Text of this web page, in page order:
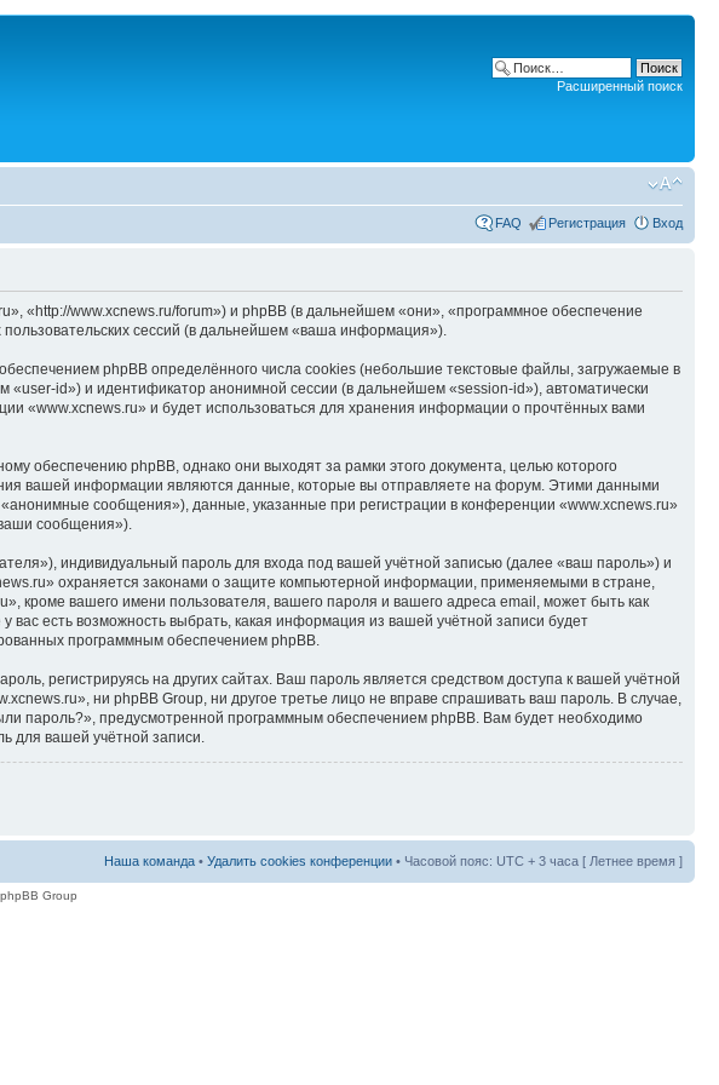
Расширенный поиск
FAQ Регистрация Вход
«http://www.xcnews.ru/forum») и phpBB (в дальнейшем «они», «программное обеспечение
сессий (в дальнейшем «ваша информация»).
phpBB определённого числа cookies (небольшие текстовые файлы, загружаемые в
id») и идентификатор анонимной сессии (в дальнейшем «session-id»), автоматически
«www.xcnews.ru» и будет использоваться для хранения информации о прочтённых вами
обеспечению phpBB, однако они выходят за рамки этого документа, целью которого
вашей информации являются данные, которые вы отправляете на форум. Этими данными
сообщения»), данные, указанные при регистрации в конференции «www.xcnews.ru»
сообщения»).
индивидуальный пароль для входа под вашей учётной записью (далее «ваш пароль») и
охраняется законами о защите компьютерной информации, применяемыми в стране,
кроме вашего имени пользователя, вашего пароля и вашего адреса email, может быть как
есть возможность выбрать, какая информация из вашей учётной записи будет
программным обеспечением phpBB.
регистрируясь на других сайтах. Ваш пароль является средством доступа к вашей учётной
ни phpBB Group, ни другое третье лицо не вправе спрашивать ваш пароль. В случае,
пароль?», предусмотренной программным обеспечением phpBB. Вам будет необходимо
для вашей учётной записи.
Наша команда • Удалить cookies конференции • Часовой пояс: UTC + 3 часа [ Летнее время ]
Group